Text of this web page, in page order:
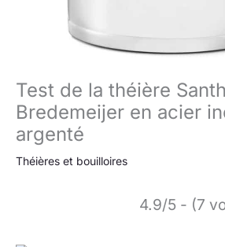
Test de la théière
Bredemeijer en acier
argenté
Théières et bouilloires
4.9/5 - (7